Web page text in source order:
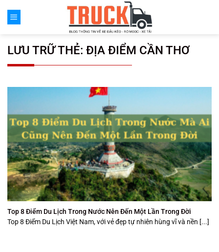
đến
LƯU TRỮ THẺ: ĐỊA ĐIỂM CẦN THƠ
Top 8 Điểm Du Lịch Trong Nước Nên Đến Một Lần Trong Đời
Top 8 Điểm Du Lịch Việt Nam, với vẻ đẹp tự nhiên hùng vĩ và nền [...]